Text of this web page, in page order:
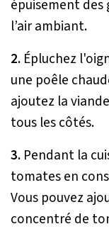
épuisement des
l’air ambiant.
2. Épluchez
une poêle
ajoutez la
tous les côtés.
3. Pendant la
tomates en
Vous pouvez
concentré de